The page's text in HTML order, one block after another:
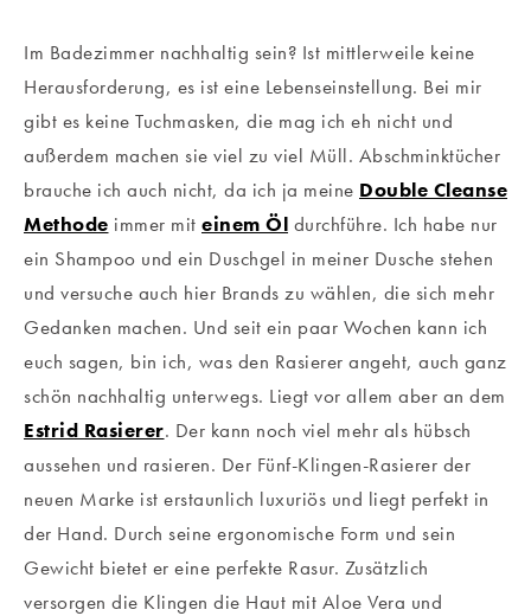
Im Badezimmer nachhaltig sein? Ist mittlerweile keine
Herausforderung, es ist eine Lebenseinstellung. Bei mir
gibt es keine Tuchmasken, die mag ich eh nicht und
außerdem machen sie viel zu viel Müll. Abschminktücher
brauche ich auch nicht, da ich ja meine Double Cleanse
Methode immer mit einem Öl durchführe. Ich habe nur
ein Shampoo und ein Duschgel in meiner Dusche stehen
und versuche auch hier Brands zu wählen, die sich mehr
Gedanken machen. Und seit ein paar Wochen kann ich
euch sagen, bin ich, was den Rasierer angeht, auch ganz
schön nachhaltig unterwegs. Liegt vor allem aber an dem
Estrid Rasierer. Der kann noch viel mehr als hübsch
aussehen und rasieren. Der Fünf-Klingen-Rasierer der
neuen Marke ist erstaunlich luxuriös und liegt perfekt in
der Hand. Durch seine ergonomische Form und sein
Gewicht bietet er eine perfekte Rasur. Zusätzlich
versorgen die Klingen die Haut mit Aloe Vera und